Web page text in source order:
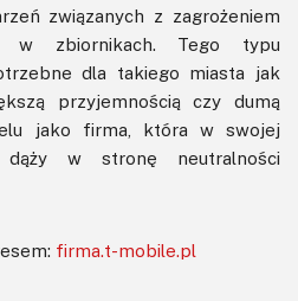
związanych z zagrożeniem
w zbiornikach. Tego typu
dla takiego miasta jak
przyjemnością czy dumą
jako firma, która w swojej
dąży w stronę neutralności
firma.t-mobile.pl